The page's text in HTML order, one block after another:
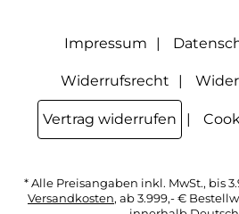
Impressum
Widerrufsrecht
Vertrag widerrufen
* Alle Preisangaben inkl. MwSt., bis
Versandkosten, ab 3.999,- €